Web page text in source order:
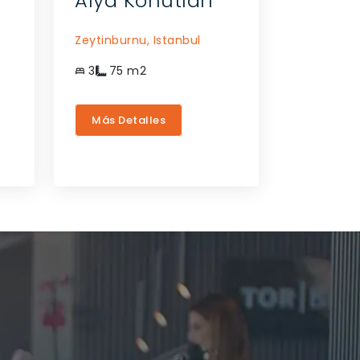
Zeytinburnu, Istanbul
3
75 m2
Más Detalles